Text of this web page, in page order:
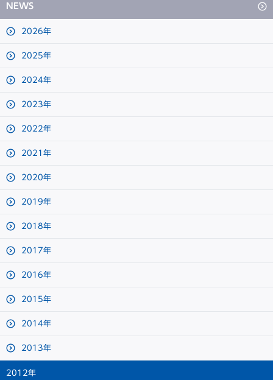
NEWS
2026年
2025年
2024年
2023年
2022年
2021年
2020年
2019年
2018年
2017年
2016年
2015年
2014年
2013年
2012年